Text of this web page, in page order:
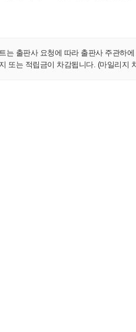
는 출판사 요청에 따라 출판사 주관하
또는 적립금이 차감됩니다. (마일리지